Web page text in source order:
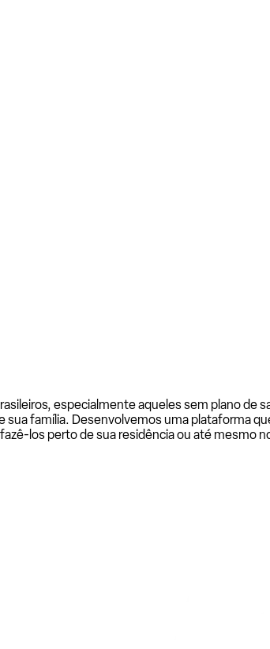
especialmente aqueles sem plano de
família. Desenvolvemos uma plataforma
los perto de sua residência ou até mesmo